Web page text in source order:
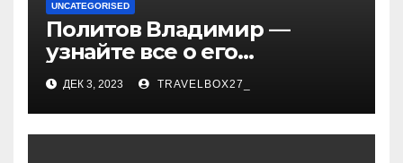
UNCATEGORISED
Политов Владимир —
узнайте все о его
биографии, возрасте и
впечатляющих
достижениях!
ДЕК 3, 2023 TRAVELBOX27_